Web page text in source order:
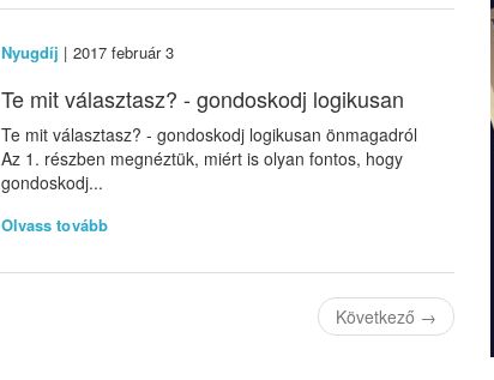
Nyugdíj | 2017 február 3
Te mit választasz? - gondoskodj logikusan
Te mit választasz? - gondoskodj logikusan önmagadról
Az 1. részben megnéztük, miért is olyan fontos, hogy
gondoskodj...
Olvass tovább
Következő →